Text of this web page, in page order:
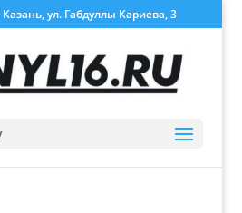
ул. Габдуллы Кариева, 3